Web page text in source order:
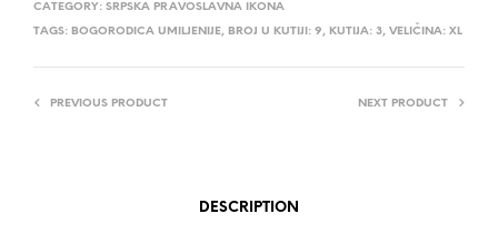
CATEGORY: SRPSKA PRAVOSLAVNA IKONA
TAGS: BOGORODICA UMILJENIJE, BROJ U KUTIJI: 9, KUTIJA: 3, VELIČINA: XL
PREVIOUS PRODUCT NEXT PRODUCT
DESCRIPTION